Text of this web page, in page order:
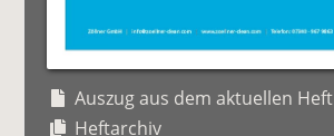
Auszug aus dem aktuellen Heft
Heftarchiv